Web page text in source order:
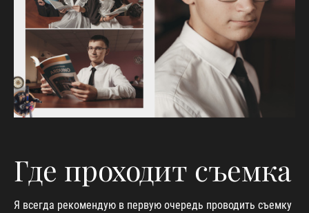
Где проходит съемка
Я всегда рекомендую в первую очередь проводить съемку